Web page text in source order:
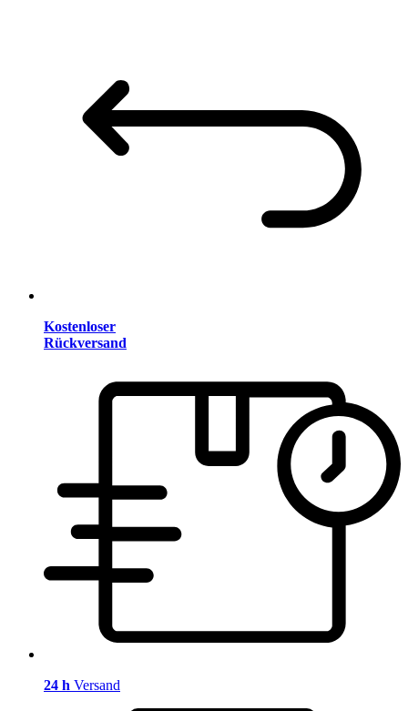
Kostenloser
Rückversand
24 h Versand